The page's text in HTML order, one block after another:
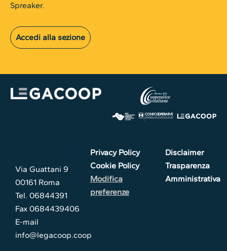
Spreaker.
Accedi alla sezione
Via Guattani 9
00161 Roma
Tel. 06844391
Fax 0684439406
E-mail
info@legacoop.coop
Privacy Policy
Cookie Policy
Modifica
preferenze
Disclaimer
Trasparenza
Amministrativa